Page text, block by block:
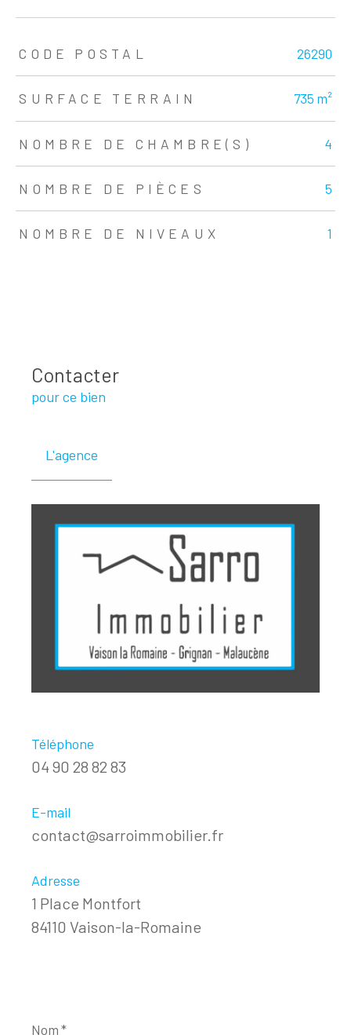
TRAD_ZEPHYR_Caracteristique TRAD_ZEPHYR_Valeurs
CODE POSTAL 26290
SURFACE TERRAIN 735 m²
NOMBRE DE CHAMBRE(S) 4
NOMBRE DE PIÈCES 5
NOMBRE DE NIVEAUX 1
Contacter
pour ce bien
L'agence
Téléphone
04 90 28 82 83
E-mail
contact@sarroimmobilier.fr
Adresse
1 Place Montfort
84110 Vaison-la-Romaine
*